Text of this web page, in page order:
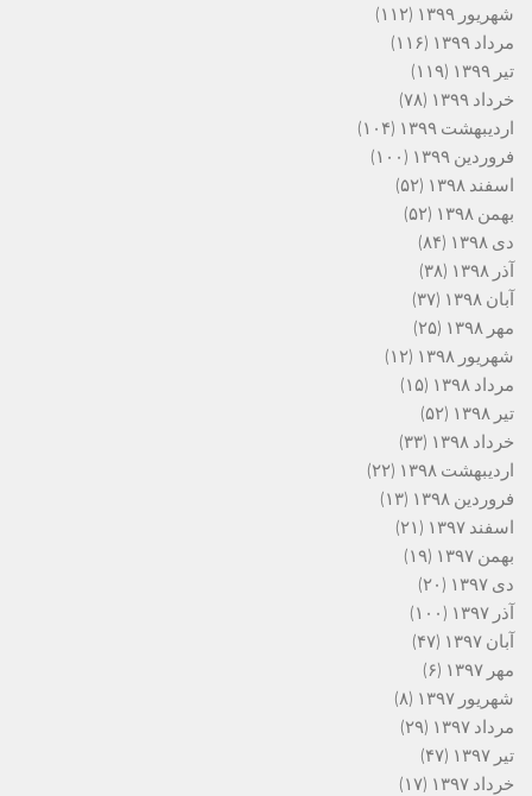
شهریور ۱۳۹۹
(۱۱۲)
مرداد ۱۳۹۹
(۱۱۶)
تیر ۱۳۹۹
(۱۱۹)
خرداد ۱۳۹۹
(۷۸)
اردیبهشت ۱۳۹۹
(۱۰۴)
فروردین ۱۳۹۹
(۱۰۰)
اسفند ۱۳۹۸
(۵۲)
بهمن ۱۳۹۸
(۵۲)
دی ۱۳۹۸
(۸۴)
آذر ۱۳۹۸
(۳۸)
آبان ۱۳۹۸
(۳۷)
مهر ۱۳۹۸
(۲۵)
شهریور ۱۳۹۸
(۱۲)
مرداد ۱۳۹۸
(۱۵)
تیر ۱۳۹۸
(۵۲)
خرداد ۱۳۹۸
(۳۳)
اردیبهشت ۱۳۹۸
(۲۲)
فروردین ۱۳۹۸
(۱۳)
اسفند ۱۳۹۷
(۲۱)
بهمن ۱۳۹۷
(۱۹)
دی ۱۳۹۷
(۲۰)
آذر ۱۳۹۷
(۱۰۰)
آبان ۱۳۹۷
(۴۷)
مهر ۱۳۹۷
(۶)
شهریور ۱۳۹۷
(۸)
مرداد ۱۳۹۷
(۲۹)
تیر ۱۳۹۷
(۴۷)
خرداد ۱۳۹۷
(۱۷)